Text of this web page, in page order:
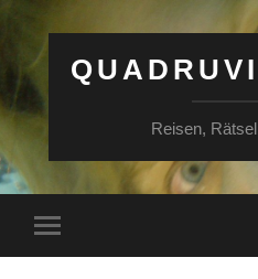
Reisen,
Menü